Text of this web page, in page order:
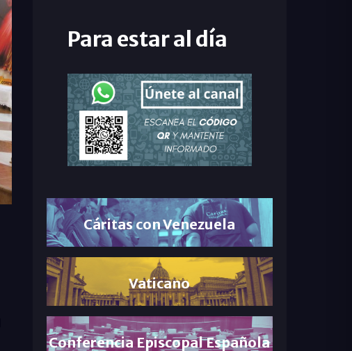
Para estar al día
Cáritas con Venezuela
Vaticano
Conferencia Episcopal Española